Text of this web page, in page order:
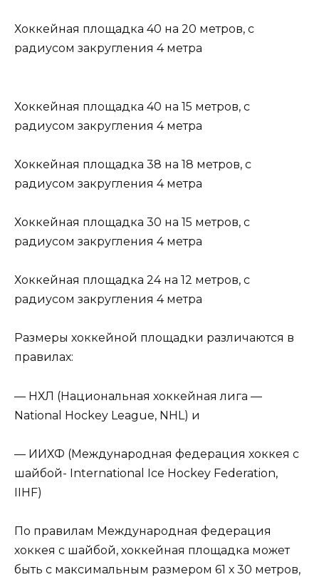
Хоккейная площадка 40 на 20 метров, с
радиусом закругления 4 метра
Хоккейная площадка 40 на 15 метров, с
радиусом закругления 4 метра
Хоккейная площадка 38 на 18 метров, с
радиусом закругления 4 метра
Хоккейная площадка 30 на 15 метров, с
радиусом закругления 4 метра
Хоккейная площадка 24 на 12 метров, с
радиусом закругления 4 метра
Размеры хоккейной площадки различаются в
правилах:
— НХЛ (Национальная хоккейная лига —
National Hockey League, NHL) и
— ИИХФ (Международная федерация хоккея с
шайбой- International Ice Hockey Federation,
IIHF)
По правилам Международная федерация
хоккея с шайбой, хоккейная площадка может
быть с максимальным размером 61 х 30 метров,